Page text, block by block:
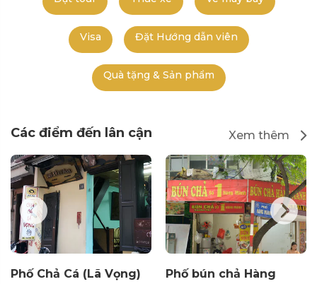
Visa Đặt Hướng dẫn viên
Quà tặng & Sản phẩm
Các điểm đến lân cận Xem thêm
Phố Chả Cá (Lã Vọng)
Phố bún chả Hàng